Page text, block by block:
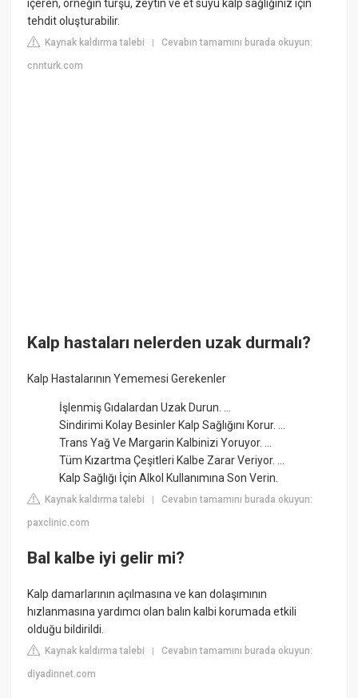
içeren, örneğin turşu, zeytin ve et suyu kalp sağlığınız için
tehdit oluşturabilir.
Kaynak kaldırma talebi |Cevabın tamamını burada okuyun:
cnnturk.com
Kalp hastaları nelerden uzak durmalı?
Kalp Hastalarının Yememesi Gerekenler
İşlenmiş Gıdalardan Uzak Durun. ...
Sindirimi Kolay Besinler Kalp Sağlığını Korur. ...
Trans Yağ Ve Margarin Kalbinizi Yoruyor. ...
Tüm Kızartma Çeşitleri Kalbe Zarar Veriyor. ...
Kalp Sağlığı İçin Alkol Kullanımına Son Verin.
Kaynak kaldırma talebi |Cevabın tamamını burada okuyun:
paxclinic.com
Bal kalbe iyi gelir mi?
Kalp damarlarının açılmasına ve kan dolaşımının
hızlanmasına yardımcı olan balın kalbi korumada etkili
olduğu bildirildi.
Kaynak kaldırma talebi |Cevabın tamamını burada okuyun:
diyadinnet.com